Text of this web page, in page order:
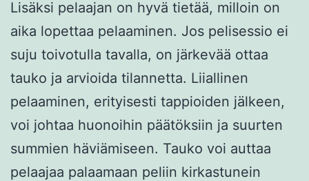
Lisäksi pelaajan on hyvä tietää, milloin on
aika lopettaa pelaaminen. Jos pelisessio ei
suju toivotulla tavalla, on järkevää ottaa
tauko ja arvioida tilannetta. Liiallinen
pelaaminen, erityisesti tappioiden jälkeen,
voi johtaa huonoihin päätöksiin ja suurten
summien häviämiseen. Tauko voi auttaa
pelaajaa palaamaan peliin kirkastunein